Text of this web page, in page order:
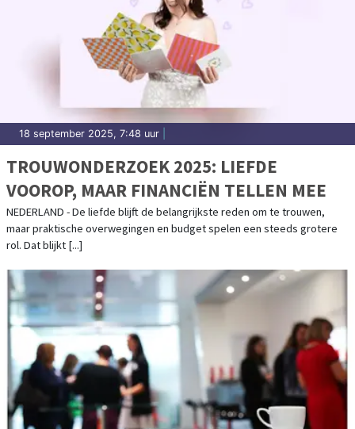
18 september 2025, 7:48 uur
TROUWONDERZOEK 2025: LIEFDE
VOOROP, MAAR FINANCIËN TELLEN MEE
NEDERLAND - De liefde blijft de belangrijkste reden om te trouwen,
maar praktische overwegingen en budget spelen een steeds grotere
rol. Dat blijkt [...]